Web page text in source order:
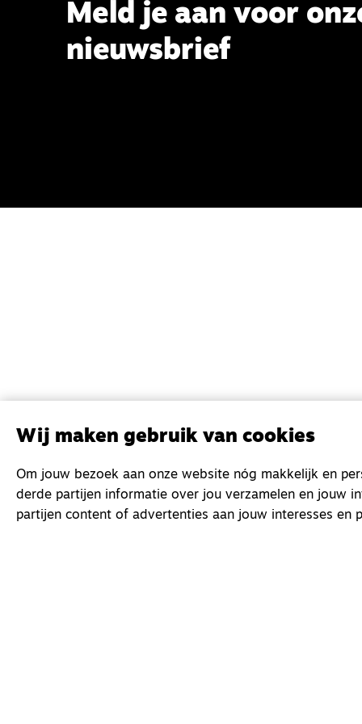
Meld je aan voor
nieuwsbrief
Wij maken gebruik van cookies
Om jouw bezoek aan onze website nóg makkelijk en
derde partijen informatie over jou verzamelen en jouw
partijen content of advertenties aan jouw interesses en